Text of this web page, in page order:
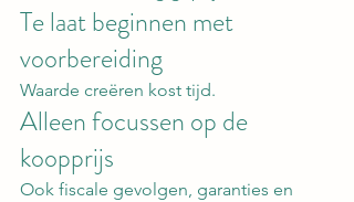
Te laat beginnen met
voorbereiding
Waarde creëren kost tijd.
Alleen focussen op de
koopprijs
Ook fiscale gevolgen, garanties en